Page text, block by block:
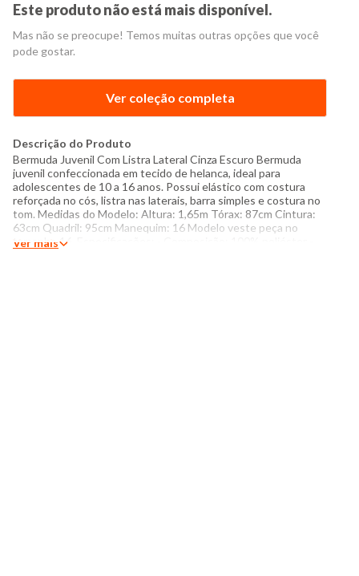
Este produto não está mais disponível.
Mas não se preocupe! Temos muitas outras opções que você
pode gostar.
Ver coleção completa
Descrição do Produto
Bermuda Juvenil Com Listra Lateral Cinza Escuro Bermuda
juvenil confeccionada em tecido de helanca, ideal para
adolescentes de 10 a 16 anos. Possui elástico com costura
reforçada no cós, listra nas laterais, barra simples e costura no
tom. Medidas do Modelo: Altura: 1,65m Tórax: 87cm Cintura:
63cm Quadril: 95cm Manequim: 16 Modelo veste peça no
tamanho 16. Especificações: - Composição: 100% poliéster -
Ver mais